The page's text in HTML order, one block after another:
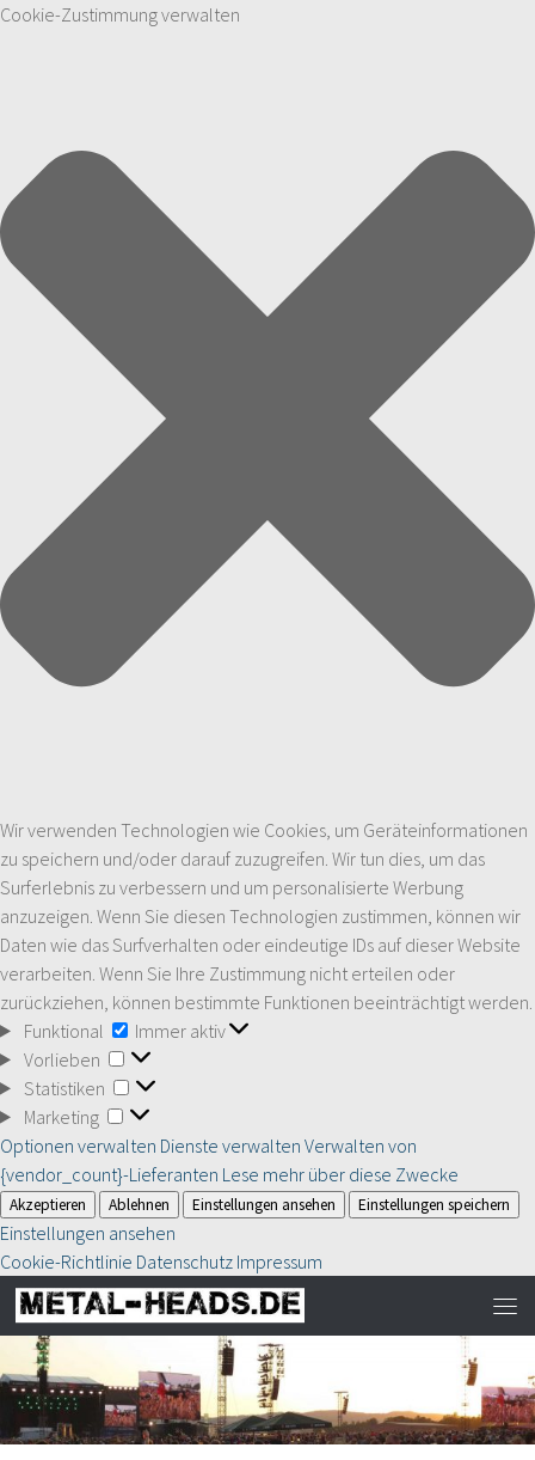
Cookie-Zustimmung verwalten
Wir verwenden Technologien wie Cookies, um Geräteinformationen
zu speichern und/oder darauf zuzugreifen. Wir tun dies, um das
Surferlebnis zu verbessern und um personalisierte Werbung
anzuzeigen. Wenn Sie diesen Technologien zustimmen, können wir
Daten wie das Surfverhalten oder eindeutige IDs auf dieser Website
verarbeiten. Wenn Sie Ihre Zustimmung nicht erteilen oder
zurückziehen, können bestimmte Funktionen beeinträchtigt werden.
Funktional
Funktional
Immer aktiv
Vorlieben
Vorlieben
Statistiken
Statistiken
Marketing
Marketing
Optionen verwalten Dienste verwalten Verwalten von
{vendor_count}-Lieferanten Lese mehr über diese Zwecke
Akzeptieren Ablehnen Einstellungen ansehen Einstellungen speichern
Einstellungen ansehen
Cookie-Richtlinie Datenschutz Impressum